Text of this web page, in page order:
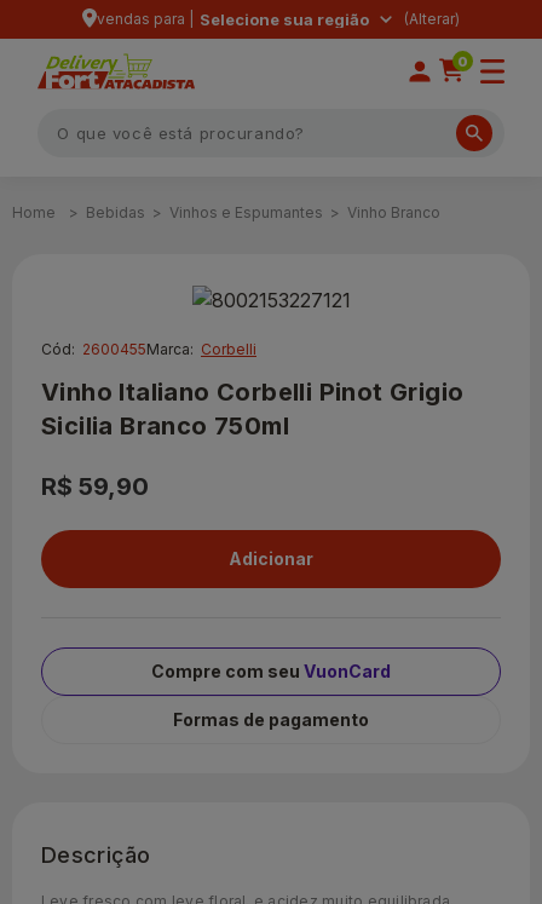
vendas para | Selecione sua região
0
Bebidas Vinhos e Espumantes Vinho Branco
Cód: 2600455Marca: Corbelli
Vinho Italiano Corbelli Pinot Grigio
Sicilia Branco 750ml
R$ 59,90
Compre com seu VuonCard
Formas de pagamento
Descrição